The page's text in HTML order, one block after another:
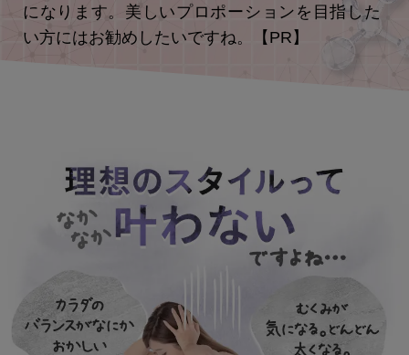
になります。美しいプロポーションを目指した
い方にはお勧めしたいですね。【PR】